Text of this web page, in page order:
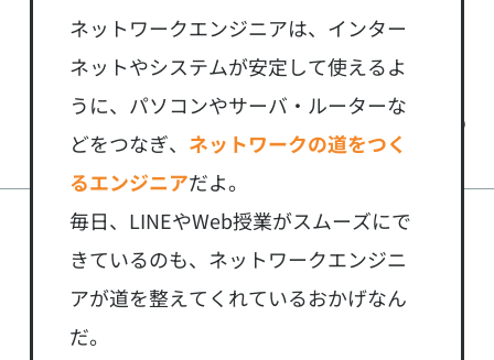
ネットワークエンジニアの 仕事内容
具体的に
イメージできますか？
なんとなくネットワーク環境を整える仕事、と
いうイメージを持っている方も多いのではない
でしょうか。
ここでは、ネットワークエンジニアの仕事内容
ネットワークエンジニアは、インター
ネットやシステムが安定して使えるよ
うに、 パソコンやサーバ・ルーターな
どをつなぎ、 ネットワークの道をつく
るエンジニアだよ。
毎日、LINEやWeb授業がスムーズにで
きているのも、ネットワークエンジニ
アが道を整えてくれているおかげなん
だ。